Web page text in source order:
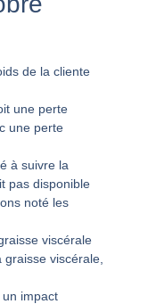
de la cliente
une perte
une perte
à suivre la
pas disponible
noté les
viscérale
viscérale,
impact